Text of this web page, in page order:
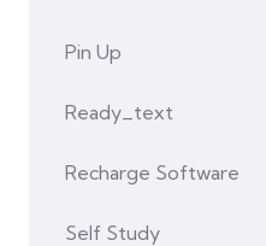
Pin Up
Ready_text
Recharge Software
Self Study